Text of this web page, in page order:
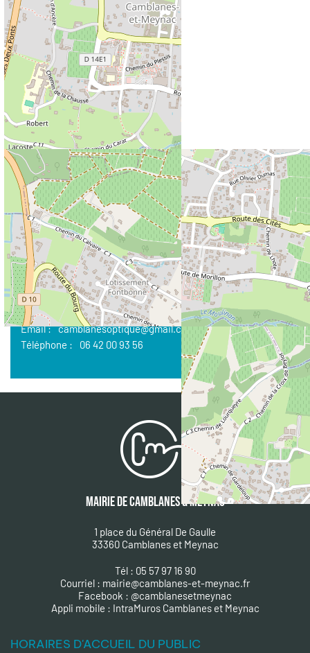
CONTACT
Nom :
SCHMITT Sébastien (gérant)
Email : camblanesoptique@gmail.com
Téléphone :
06 42 00 93 56
MAIRIE DE CAMBLANES & MEYNAC
1 place du Général De Gaulle
33360 Camblanes et Meynac
Tél : 05 57 97 16 90
Courriel : mairie@camblanes-et-meynac.fr
Facebook : @camblanesetmeynac
Appli mobile : IntraMuros Camblanes et Meynac
HORAIRES D'ACCUEIL DU PUBLIC